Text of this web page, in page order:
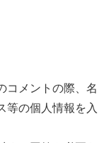
コメントの際、名
等の個人情報を入